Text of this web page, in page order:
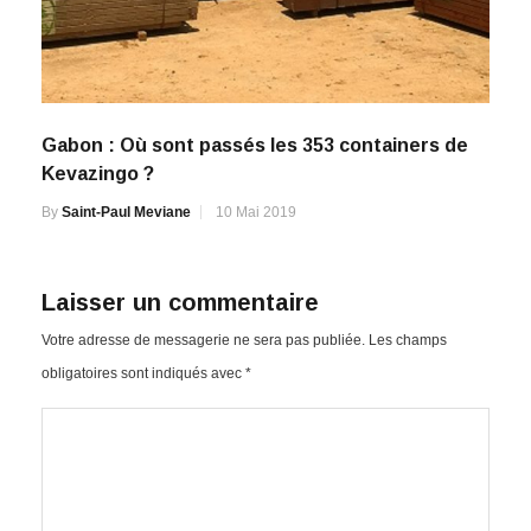
Gabon : Où sont passés les 353 containers de
Kevazingo ?
By Saint-Paul Meviane 10 Mai 2019
Laisser un commentaire
Votre adresse de messagerie ne sera pas publiée. Les champs
obligatoires sont indiqués avec *